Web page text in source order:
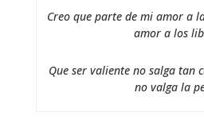
Creo que parte de mi amor a
amor a los
Que ser valiente no salga tan
no valga la